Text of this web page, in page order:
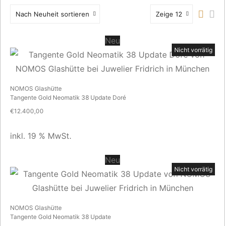
Nach Neuheit sortieren Zeige 12
Neu
Nicht vorrätig
NOMOS Glashütte
Tangente Gold Neomatik 38 Update Doré
€12.400,00
inkl. 19 % MwSt.
Neu
Nicht vorrätig
NOMOS Glashütte
Tangente Gold Neomatik 38 Update